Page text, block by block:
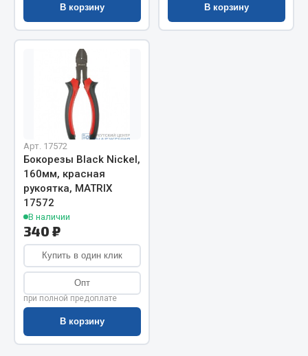
Запчасти на полуприцепы
Амортизаторы для полуприцепов
Весь раздел
Запчасти КамАЗ
Двигатель
Система питания
Система выпуска газа
Система охлаждения
Сцепление
Коробка передач
Коробка передач ZF
Показать ещё
Весь раздел
В корзину В корзину
Арт. 17572
Бокорезы Black Nickel,
160мм, красная
рукоятка, MATRIX
17572
В наличии
340 ₽
Купить в один клик
Опт
при полной предоплате
В корзину